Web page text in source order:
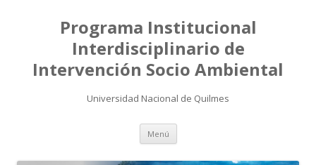
Programa Institucional
Interdisciplinario de
Intervención Socio Ambiental
Universidad Nacional de Quilmes
Menú Saltar
contenido